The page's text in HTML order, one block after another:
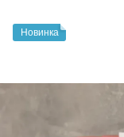
Новинка